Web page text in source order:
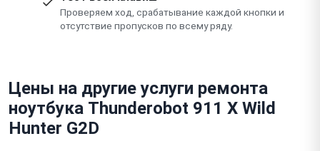
Проверяем ход, срабатывание каждой кнопки и
отсутствие пропусков по всему ряду.
Цены на другие услуги ремонта
ноутбука Thunderobot 911 X Wild
Hunter G2D